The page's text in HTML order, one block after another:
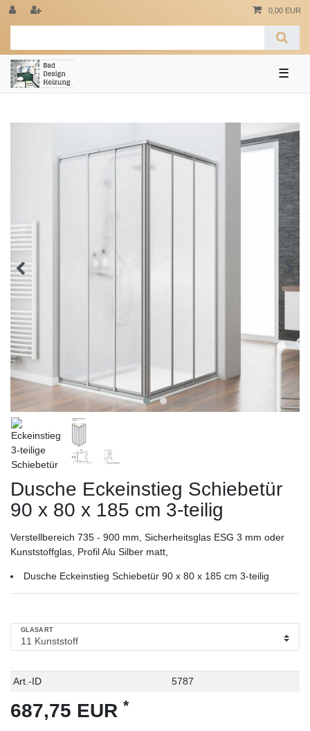
0,00 EUR
☰
Dusche Eckeinstieg Schiebetür
90 x 80 x 185 cm 3-teilig
Verstellbereich 735 - 900 mm, Sicherheitsglas ESG 3 mm oder
Kunststoffglas, Profil Alu Silber matt,
Dusche Eckeinstieg Schiebetür 90 x 80 x 185 cm 3-teilig
GLASART
Technisches
Wert
Art.-ID 5787
687,75 EUR *